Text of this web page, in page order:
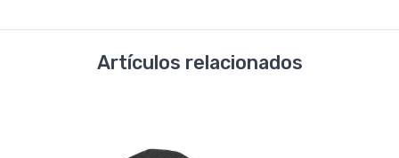
Artículos relacionados